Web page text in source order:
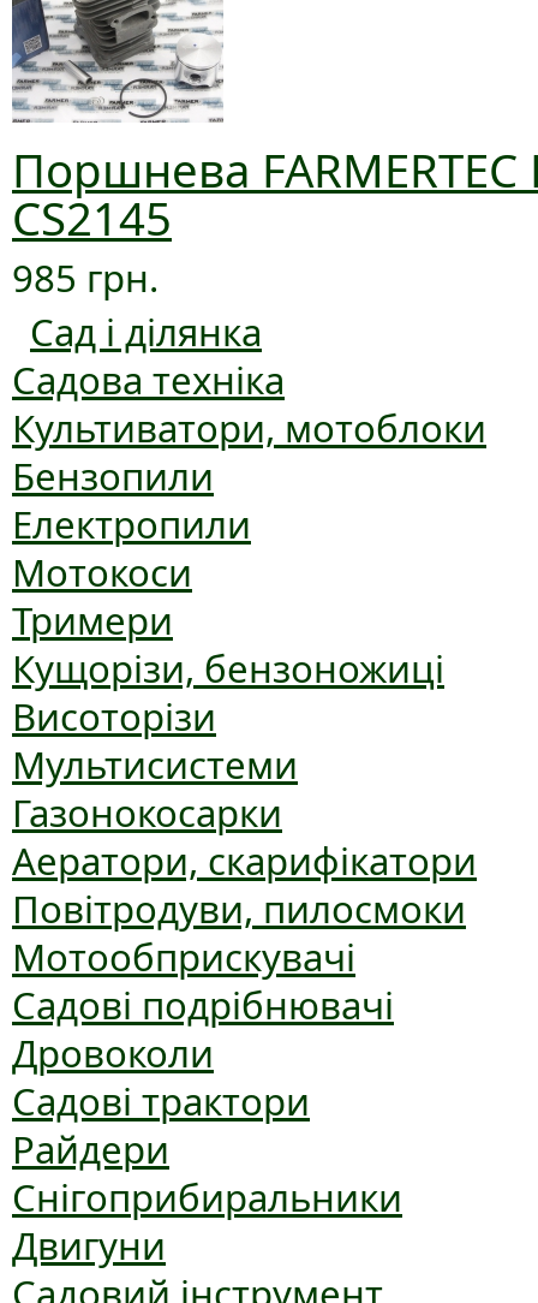
Поршнева
CS2145
985 грн.
Сад і ділянка
Садова техніка
Культиватори, мотоблоки
Бензопили
Електропили
Мотокоси
Тримери
Кущорізи, бензоножиці
Висоторізи
Мультисистеми
Газонокосарки
Аератори, скарифікатори
Повітродуви, пилосмоки
Мотообприскувачі
Садові подрібнювачі
Дровоколи
Садові трактори
Райдери
Снігоприбиральники
Двигуни